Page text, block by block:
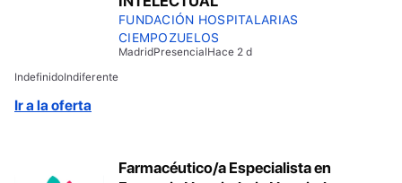
FUNDACIÓN HOSPITALARIAS
CIEMPOZUELOS
MadridPresencialHace 2 d
IndefinidoIndiferente
Ir a la oferta
Farmacéutico/a Especialista en